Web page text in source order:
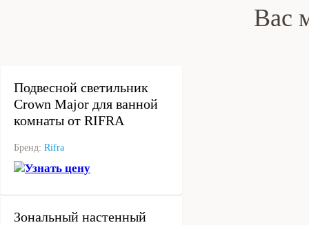
Вас
Подвесной светильник
Crown Major для ванной
комнаты от RIFRA
Бренд: Rifra
Узнать цену
Зональный настенный